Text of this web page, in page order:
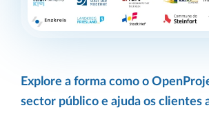
Explore a forma como o
sector público e ajuda os clientes